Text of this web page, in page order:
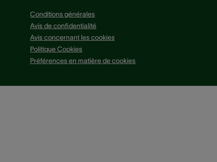
Conditions générales
Avis de confidentialité
Avis concernant les cookies
Politique Cookies
Préférences en matière de cookies